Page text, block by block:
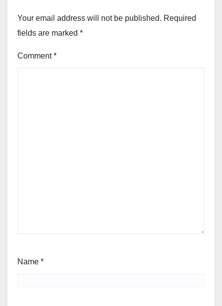
Your email address will not be published. Required
fields are marked *
Comment*
Name *